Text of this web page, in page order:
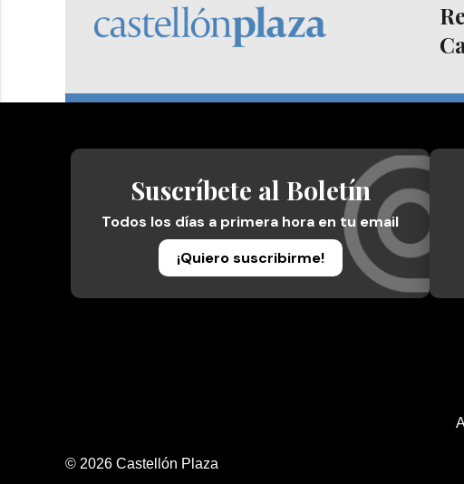
Suscríbete al Boletín
Todos los días a primera hora en tu email
¡Quiero suscribirme!
© 2026 Castellón Plaza